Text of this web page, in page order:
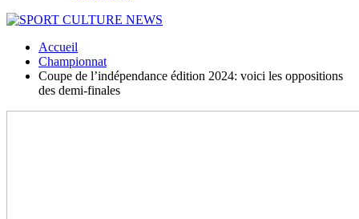
Accueil
Championnat
Coupe de l’indépendance édition 2024: voici les oppositions
des demi-finales